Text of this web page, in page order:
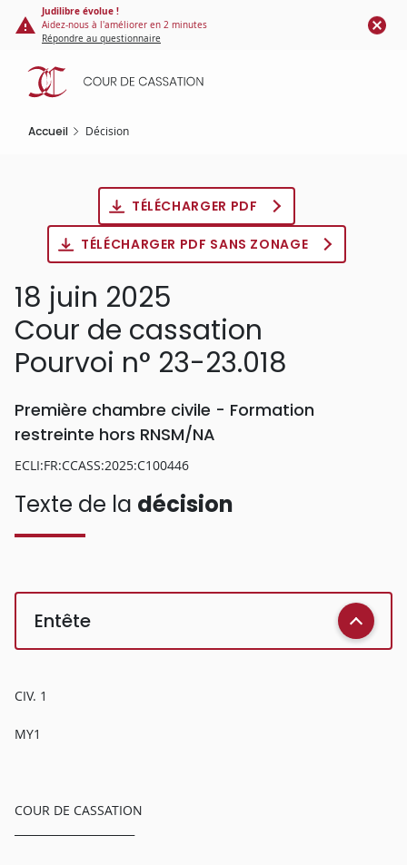
Panneau de gestion des cookies
contenu
principal
Judilibre évolue !
Aidez-nous à l'améliorer en 2 minutes
Répondre au questionnaire
Accueil Décision
TÉLÉCHARGER PDF
TÉLÉCHARGER PDF SANS ZONAGE
18 juin 2025
Cour de cassation
Pourvoi n° 23-23.018
Première chambre civile - Formation
restreinte hors RNSM/NA
ECLI:FR:CCASS:2025:C100446
Texte de la décision
Entête
CIV. 1
MY1
COUR DE CASSATION